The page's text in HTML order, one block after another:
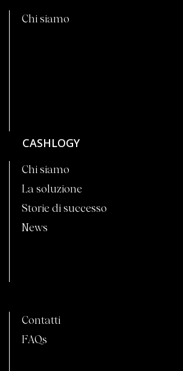
Chi siamo
CASHLOGY
Chi siamo
La soluzione
Storie di successo
News
Contatti
FAQs